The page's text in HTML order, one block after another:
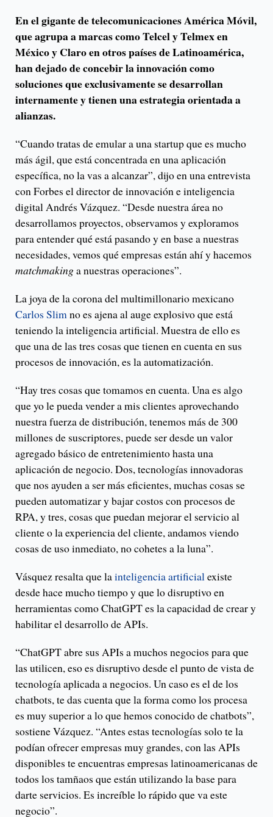
En el gigante de telecomunicaciones América Móvil,
que agrupa a marcas como Telcel y Telmex en
México y Claro en otros países de Latinoamérica,
han dejado de concebir la innovación como
soluciones que exclusivamente se desarrollan
internamente y tienen una estrategia orientada a
alianzas.
“Cuando tratas de emular a una startup que es mucho
más ágil, que está concentrada en una aplicación
específica, no la vas a alcanzar”, dijo en una entrevista
con Forbes el director de innovación e inteligencia
digital Andrés Vázquez. “Desde nuestra área no
desarrollamos proyectos, observamos y exploramos
para entender qué está pasando y en base a nuestras
necesidades, vemos qué empresas están ahí y hacemos
matchmakinga nuestras operaciones”.
La joya de la corona del multimillonario mexicano
Carlos Slimno es ajena al auge explosivo que está
teniendo la inteligencia artificial. Muestra de ello es
que una de las tres cosas que tienen en cuenta en sus
procesos de innovación, es la automatización.
“Hay tres cosas que tomamos en cuenta. Una es algo
que yo le pueda vender a mis clientes aprovechando
nuestra fuerza de distribución, tenemos más de 300
millones de suscriptores, puede ser desde un valor
agregado básico de entretenimiento hasta una
aplicación de negocio. Dos, tecnologías innovadoras
que nos ayuden a ser más eficientes, muchas cosas se
pueden automatizar y bajar costos con procesos de
RPA, y tres, cosas que puedan mejorar el servicio al
cliente o la experiencia del cliente, andamos viendo
cosas de uso inmediato, no cohetes a la luna”.
Vásquez resalta que lainteligencia artificialexiste
desde hace mucho tiempo y que lo disruptivo en
herramientas como ChatGPT es la capacidad de crear y
habilitar el desarrollo de APIs.
“ChatGPT abre sus APIs a muchos negocios para que
las utilicen, eso es disruptivo desde el punto de vista de
tecnología aplicada a negocios. Un caso es el de los
chatbots, te das cuenta que la forma como los procesa
es muy superior a lo que hemos conocido de chatbots”,
sostiene Vázquez. “Antes estas tecnologías solo te la
podían ofrecer empresas muy grandes, con las APIs
disponibles te encuentras empresas latinoamericanas de
todos los tamñaos que están utilizando la base para
darte servicios. Es increíble lo rápido que va este
negocio”.